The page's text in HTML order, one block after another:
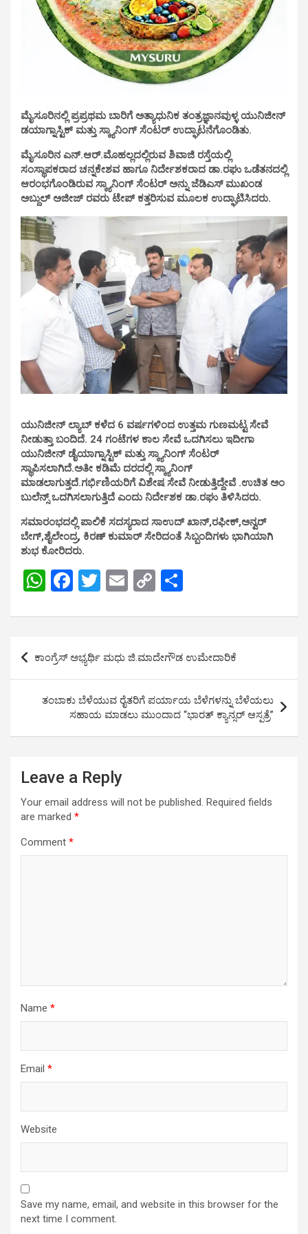
ಮೈಸೂರಿನಲ್ಲಿ ಪ್ರಪ್ರಥಮ ಬಾರಿಗೆ ಅತ್ಯಾಧುನಿಕ ತಂತ್ರಜ್ಞಾನವುಳ್ಳ ಯುನಿಜೀನ್
ಡಯಾಗ್ನಾಸ್ಟಿಕ್ ಮತ್ತು ಸ್ಕ್ಯಾನಿಂಗ್ ಸೆಂಟರ್ ಉದ್ಘಾಟನೆಗೊಂಡಿತು.
ಮೈಸೂರಿನ ಎನ್.ಆರ್.ಮೊಹಲ್ಲದಲ್ಲಿರುವ ಶಿವಾಜಿ ರಸ್ತೆಯಲ್ಲಿ
ಸಂಸ್ಥಾಪಕರಾದ ಚನ್ನಕೇಶವ ಹಾಗೂ ನಿರ್ದೇಶಕರಾದ ಡಾ.ರಘು ಒಡೆತನದಲ್ಲಿ
ಆರಂಭಗೊಂಡಿರುವ ಸ್ಕ್ಯಾನಿಂಗ್ ಸೆಂಟರ್ ಅನ್ನು ಜೆಡಿಎಸ್ ಮುಖಂಡ
ಅಬ್ದುಲ್ ಅಜೀಜ್ ರವರು ಟೇಪ್ ಕತ್ತರಿಸುವ ಮೂಲಕ ಉದ್ಘಾಟಿಸಿದರು.
ಯುನಿಜೀನ್ ಲ್ಯಾಬ್ ಕಳೆದ 6 ವರ್ಷಗಳಿಂದ ಉತ್ತಮ ಗುಣಮಟ್ಟ ಸೇವೆ
ನೀಡುತ್ತಾ ಬಂದಿದೆ. 24 ಗಂಟೆಗಳ ಕಾಲ ಸೇವೆ ಒದಗಿಸಲು ಇದೀಗಾ
ಯುನಿಜೀನ್ ಡೈಯಾಗ್ನಾಸ್ಟಿಕ್ ಮತ್ತು ಸ್ಕ್ಯಾನಿಂಗ್ ಸೆಂಟರ್
ಸ್ಥಾಪಿಸಲಾಗಿದೆ.ಅತೀ ಕಡಿಮೆ ದರದಲ್ಲಿ ಸ್ಕ್ಯಾನಿಂಗ್
ಮಾಡಲಾಗುತ್ತದೆ.ಗರ್ಭಿಣಿಯರಿಗೆ ವಿಶೇಷ ಸೇವೆ ನೀಡುತ್ತಿದ್ದೇವೆ .ಉಚಿತ ಅಂ
ಬುಲೆನ್ಸ್ ಒದಗಿಸಲಾಗುತ್ತಿದೆ ಎಂದು ನಿರ್ದೇಶಕ ಡಾ.ರಘು ತಿಳಿಸಿದರು.
ಸಮಾರಂಭದಲ್ಲಿ ಪಾಲಿಕೆ ಸದಸ್ಯರಾದ ಸಾಉದ್ ಖಾನ್,ರಫೀಕ್,ಅನ್ವರ್
ಬೇಗ್,ಶೈಲೇಂದ್ರ, ಕಿರಣ್ ಕುಮಾರ್ ಸೇರಿದಂತೆ ಸಿಬ್ಬಂದಿಗಳು ಭಾಗಿಯಾಗಿ
ಶುಭ ಕೋರಿದರು.
W
at
s
A
p
F
ce
o
o
k
T
tt
er
E
ail
C
py
Li
n
k
ar
Post
navigation
ಕಾಂಗ್ರೆಸ್ ಅಭ್ಯರ್ಥಿ ಮಧು ಜಿ.ಮಾದೇಗೌಡ ಉಮೇದಾರಿಕೆ
ತಂಬಾಕು ಬೆಳೆಯುವ ರೈತರಿಗೆ ಪರ್ಯಾಯ ಬೆಳೆಗಳನ್ನು ಬೆಳೆಯಲು
ಸಹಾಯ ಮಾಡಲು ಮುಂದಾದ “ಭಾರತ್ ಕ್ಯಾನ್ಸರ್ ಆಸ್ಪತ್ರೆ”
Leave a Reply
Your email address will not be published. Required fields
are marked *
Comment *
Name *
Email *
Website
Save my name, email, and website in this browser for the
next time I comment.